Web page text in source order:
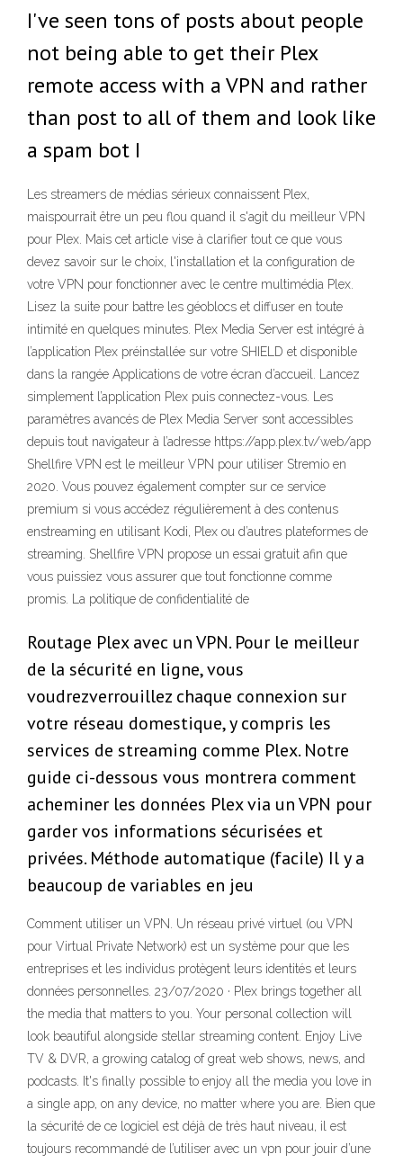
I've seen tons of posts about people
not being able to get their Plex
remote access with a VPN and rather
than post to all of them and look like
a spam bot I
Les streamers de médias sérieux connaissent Plex,
maispourrait être un peu flou quand il s'agit du meilleur VPN
pour Plex. Mais cet article vise à clarifier tout ce que vous
devez savoir sur le choix, l'installation et la configuration de
votre VPN pour fonctionner avec le centre multimédia Plex.
Lisez la suite pour battre les géoblocs et diffuser en toute
intimité en quelques minutes. Plex Media Server est intégré à
l’application Plex préinstallée sur votre SHIELD et disponible
dans la rangée Applications de votre écran d’accueil. Lancez
simplement l’application Plex puis connectez-vous. Les
paramètres avancés de Plex Media Server sont accessibles
depuis tout navigateur à l’adresse https://app.plex.tv/web/app
Shellfire VPN est le meilleur VPN pour utiliser Stremio en
2020. Vous pouvez également compter sur ce service
premium si vous accédez régulièrement à des contenus
enstreaming en utilisant Kodi, Plex ou d’autres plateformes de
streaming. Shellfire VPN propose un essai gratuit afin que
vous puissiez vous assurer que tout fonctionne comme
promis. La politique de confidentialité de
Routage Plex avec un VPN. Pour le meilleur
de la sécurité en ligne, vous
voudrezverrouillez chaque connexion sur
votre réseau domestique, y compris les
services de streaming comme Plex. Notre
guide ci-dessous vous montrera comment
acheminer les données Plex via un VPN pour
garder vos informations sécurisées et
privées. Méthode automatique (facile) Il y a
beaucoup de variables en jeu
Comment utiliser un VPN. Un réseau privé virtuel (ou VPN
pour Virtual Private Network) est un système pour que les
entreprises et les individus protègent leurs identités et leurs
données personnelles. 23/07/2020 · Plex brings together all
the media that matters to you. Your personal collection will
look beautiful alongside stellar streaming content. Enjoy Live
TV & DVR, a growing catalog of great web shows, news, and
podcasts. It's finally possible to enjoy all the media you love in
a single app, on any device, no matter where you are. Bien que
la sécurité de ce logiciel est déjà de très haut niveau, il est
toujours recommandé de l’utiliser avec un vpn pour jouir d’une